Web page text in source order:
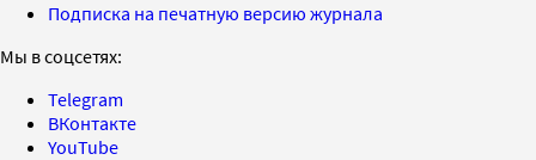
Подписка на печатную версию журнала
Мы в соцсетях:
Telegram
ВКонтакте
YouTube